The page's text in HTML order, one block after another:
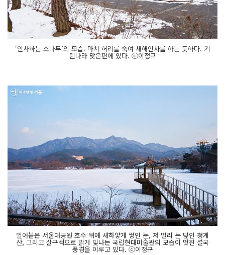
‘인사하는 소나무’의 모습. 마치 허리를 숙여 새해인사를 하는 듯하다. 기
린나라 맞은편에 있다. ⓒ이정규
얼어붙은 서울대공원 호수 위에 새하얗게 쌓인 눈, 저 멀리 눈 덮인 청계
산, 그리고 살구색으로 밝게 빛나는 국립현대미술관의 모습이 멋진 설국
풍경을 이루고 있다. ⓒ이정규